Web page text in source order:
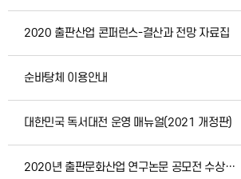
2020 출판산업 콘퍼런스-결산과 전망 자료집
순바탕체 이용안내
대한민국 독서대전 운영 매뉴얼(2021 개정판)
2020년 출판문화산업 연구논문 공모전 수상작 모음집